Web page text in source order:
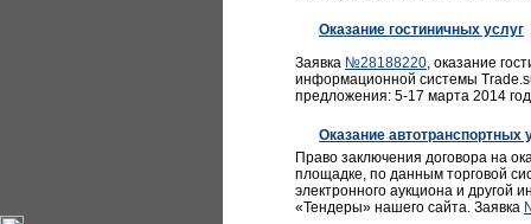
Оказание гостиничных услуг
Заявка №28188220 , оказание
информационной системы
предложения: 5-17 марта 2014
Оказание автотранспортных
Право заключения договора на
площадке, по данным торговой
электронного аукциона и другой
«Тендеры» нашего сайта. Заявка